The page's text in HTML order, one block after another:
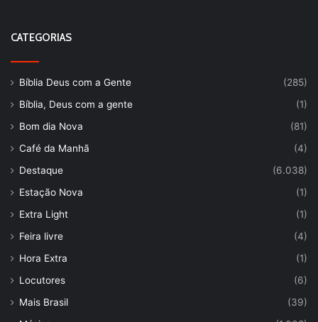
CATEGORIAS
Bíblia Deus com a Gente
(285)
Bíblia, Deus com a gente
(1)
Bom dia Nova
(81)
Café da Manhã
(4)
Destaque
(6.038)
Estação Nova
(1)
Extra Light
(1)
Feira livre
(4)
Hora Extra
(1)
Locutores
(6)
Mais Brasil
(39)